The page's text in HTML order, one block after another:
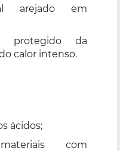
arejado em
protegido da
calor intenso.
ácidos;
com